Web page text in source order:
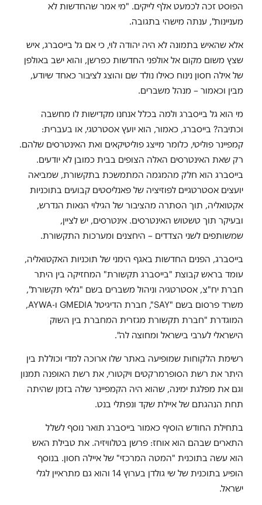
הפוסט זכה לכמעט אלף לייקים. "מי אמר שהחדשות לא
מעניינות", ענתה מישהי בתגובה.
אלא שהאיש בתמונה לא היה יהודה לוי, כי אם גל בייסברג, איש
שצץ משום מקום אל אולפני החדשות כפרשן, והוא ישב באולפן
של אילה חסון נינוח כאילו נולד שם והוצג לציבור כאחד שיודע,
מבין וכאמור – מנהל משברים.
מי הוא גל בייסברג ולמה בכלל אנחנו מקדישות לו מחשבה
וכתיבה? בייסברג, כאמור, הוא יועץ אסטרטגי, או בעברית:
קמפיינר פוליטי, כלומר מייצג פוליטיקאים ואת האינטרסים שלהם.
רק שאת האינטרסים האלה הצופים בבית כמובן לא יודעים.
בייסברג הוא חלק מהמגמה המתמשכת בתקשורת, שמביאה
יועצים אסטרטגיים לפוזיציה של פאנליסטים קבועים בתוכניות
אקטואליה, תוך הסתרה מהציבור של הגילוי הנאות הנדרש,
ובעיקר תוך טשטוש האינטרסים. אינטרסים, יש לציין,
שמשותפים לשני הצדדים – היחצנים ומערכות התקשורת.
בייסברג, הפנים החדשות באגף הימני של תוכניות האקטואליה,
עומד בראש קבוצת "בייסברג תקשורת" המחזיקה בין היתר
חברת יח"צ, אסטרטגיה וניהול משברים בשם "גלאי תקשורת",
משרד פרסום בשם "SAY", חברת הדיגיטל GMEDIA ו-AYWA,
המוגדרת "חברת תקשורת מגזרית המחברת בין השוק
הישראלי לערבי בישראל ומחוצה לה".
רשימת הלקוחות שמופיעה באתר שלו ארוכה למדי וכוללת בין
היתר את רשת הסופרמרקטים ויקטורי, את רשת האופנה תמנון
וגם את מפלגת ימינה, שהוא היה הקמפיינר שלה בזמן שהיתה
תחת הנהגתם של איילת שקד ונפתלי בנט.
בתחילת החודש הוסיף כאמור בייסברג תואר נוסף לשלל
התארים שבהם הוא אוחז: פרשן בטלוויזיה. את טבילת האש
הוא עשה בתוכנית "המטה המרכזי" של איילה חסון. בנוסף
הופיע בתוכנית של שי גולדן בערוץ 14 והוא גם מתראיין לגלי
ישראל.